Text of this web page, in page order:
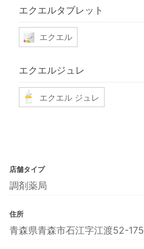
エクエルタブレット
エクエル
エクエルジュレ
エクエル ジュレ
店舗タイプ
調剤薬局
住所
青森県青森市石江字江渡52-175